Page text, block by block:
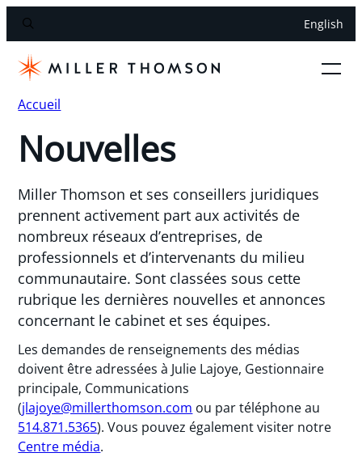
English
Accueil
Nouvelles
Miller Thomson et ses conseillers juridiques
prennent activement part aux activités de
nombreux réseaux d’entreprises, de
professionnels et d’intervenants du milieu
communautaire. Sont classées sous cette
rubrique les dernières nouvelles et annonces
concernant le cabinet et ses équipes.
Les demandes de renseignements des médias
doivent être adressées à Julie Lajoye, Gestionnaire
principale, Communications
(jlajoye@millerthomson.com ou par téléphone au
514.871.5365). Vous pouvez également visiter notre
Centre média.